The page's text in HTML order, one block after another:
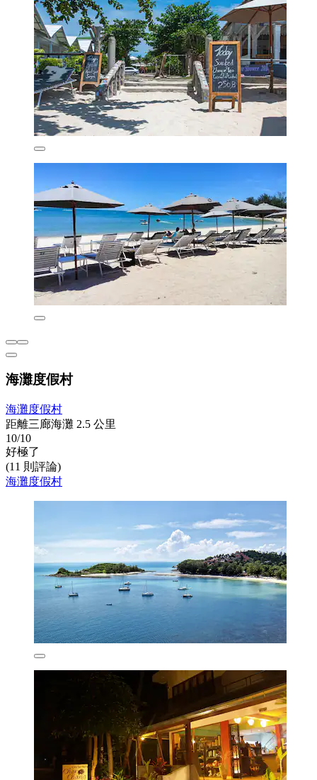
海灘度假村
海灘度假村
距離三廊海灘 2.5 公里
10/10
好極了
(11 則評論)
海灘度假村